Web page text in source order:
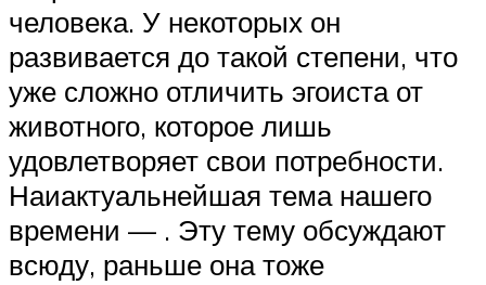
человека. У некоторых он
развивается до такой степени, что
уже сложно отличить эгоиста от
животного, которое лишь
удовлетворяет свои потребности.
Наиактуальнейшая тема нашего
времени — . Эту тему обсуждают
всюду, раньше она тоже